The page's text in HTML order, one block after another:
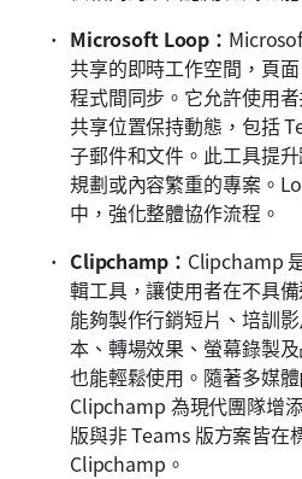
Microsoft Loop：
共享的即時工作空間，頁
程式間同步。它允許使用
共享位置保持動態，包括
子郵件和文件。此工具提
規劃或內容繁重的專案。
中，強化整體協作流程。
Clipchamp： Clipchamp
輯工具，讓使用者在不具
能夠製作行銷短片、培訓
本、轉場效果、螢幕錄製
也能輕鬆使用。隨著多媒
Clipchamp 為現代團隊增
版與非 Teams 版方案皆在
Clipchamp。